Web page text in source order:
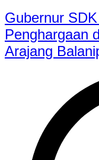
Gubernur
Penghargaan
Arajang